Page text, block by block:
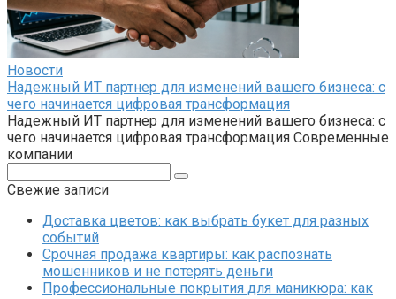
Новости
Надежный ИТ партнер для изменений вашего бизнеса: с
чего начинается цифровая трансформация
Надежный ИТ партнер для изменений вашего бизнеса: с
чего начинается цифровая трансформация Современные
компании
Свежие записи
Доставка цветов: как выбрать букет для разных
событий
Срочная продажа квартиры: как распознать
мошенников и не потерять деньги
Профессиональные покрытия для маникюра: как